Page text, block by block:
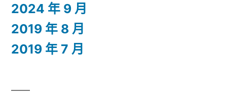
2024 年 9 月
2019 年 8 月
2019 年 7 月